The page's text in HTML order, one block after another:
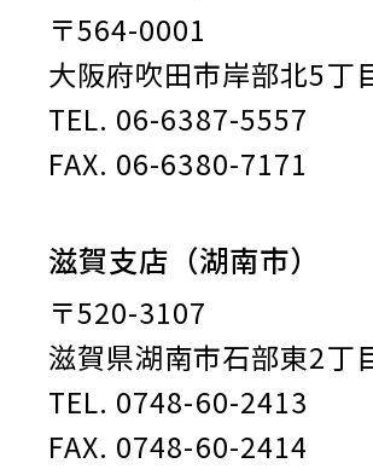
〒564-0001
大阪府吹田市岸部北5丁
TEL. 06-6387-5557
FAX. 06-6380-7171
滋賀支店（湖南市）
〒520-3107
滋賀県湖南市石部東2丁
TEL. 0748-60-2413
FAX. 0748-60-2414